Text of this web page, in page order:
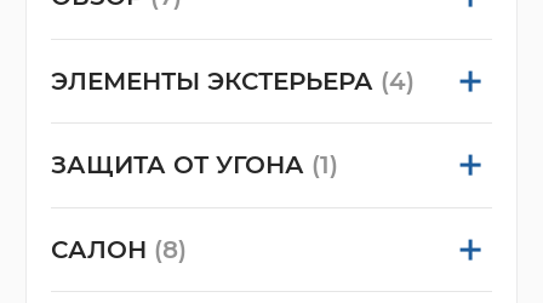
ЭЛЕМЕНТЫ ЭКСТЕРЬЕРА (4)
ЗАЩИТА ОТ УГОНА (1)
САЛОН (8)